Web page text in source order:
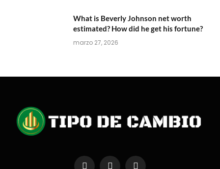
What is Beverly Johnson net worth
estimated? How did he get his fortune?
marzo 27, 2026